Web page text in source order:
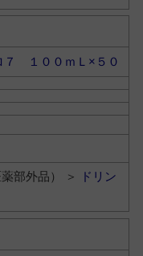
７ １００ｍＬ×５０
部外品） ＞
ドリン